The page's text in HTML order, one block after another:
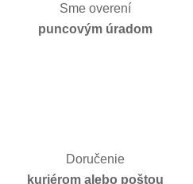
Sme overení
puncovým úradom
Doručenie
kuriérom alebo poštou